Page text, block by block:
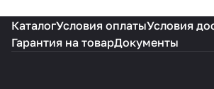
КаталогУсловия оплатыУсловия
Гарантия на товарДокументы